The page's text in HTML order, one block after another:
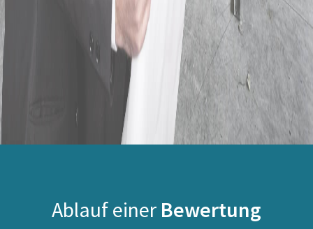
Ablauf einer Bewertung